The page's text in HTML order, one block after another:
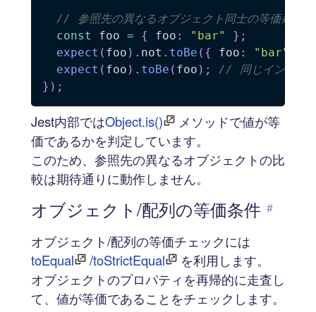
// 参照先の異なるオブジェクト同士の等価条件は
const
foo = { foo : "bar" } ;
expect ( foo ) . not . toBe ( { foo : "bar"
expect ( foo ) . toBe ( foo ) ;
// 同じインスタ
} ) ;
Jest内部ではObject.is()
メソッドで値が等
価であるかを判定しています。
このため、参照先の異なるオブジェクトの比
較は期待通りに動作しません。
オブジェクト/配列の等価条件 #
オブジェクト/配列の等価チェックには
toEqual
/toStrictEqual
を利用します。
オブジェクトのプロパティを再帰的に走査し
て、値が等価であることをチェックします。